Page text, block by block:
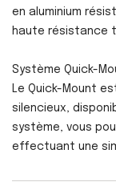
en aluminium
haute résistance
Système Quick-
Le Quick-Mount
silencieux,
système, vous
effectuant une